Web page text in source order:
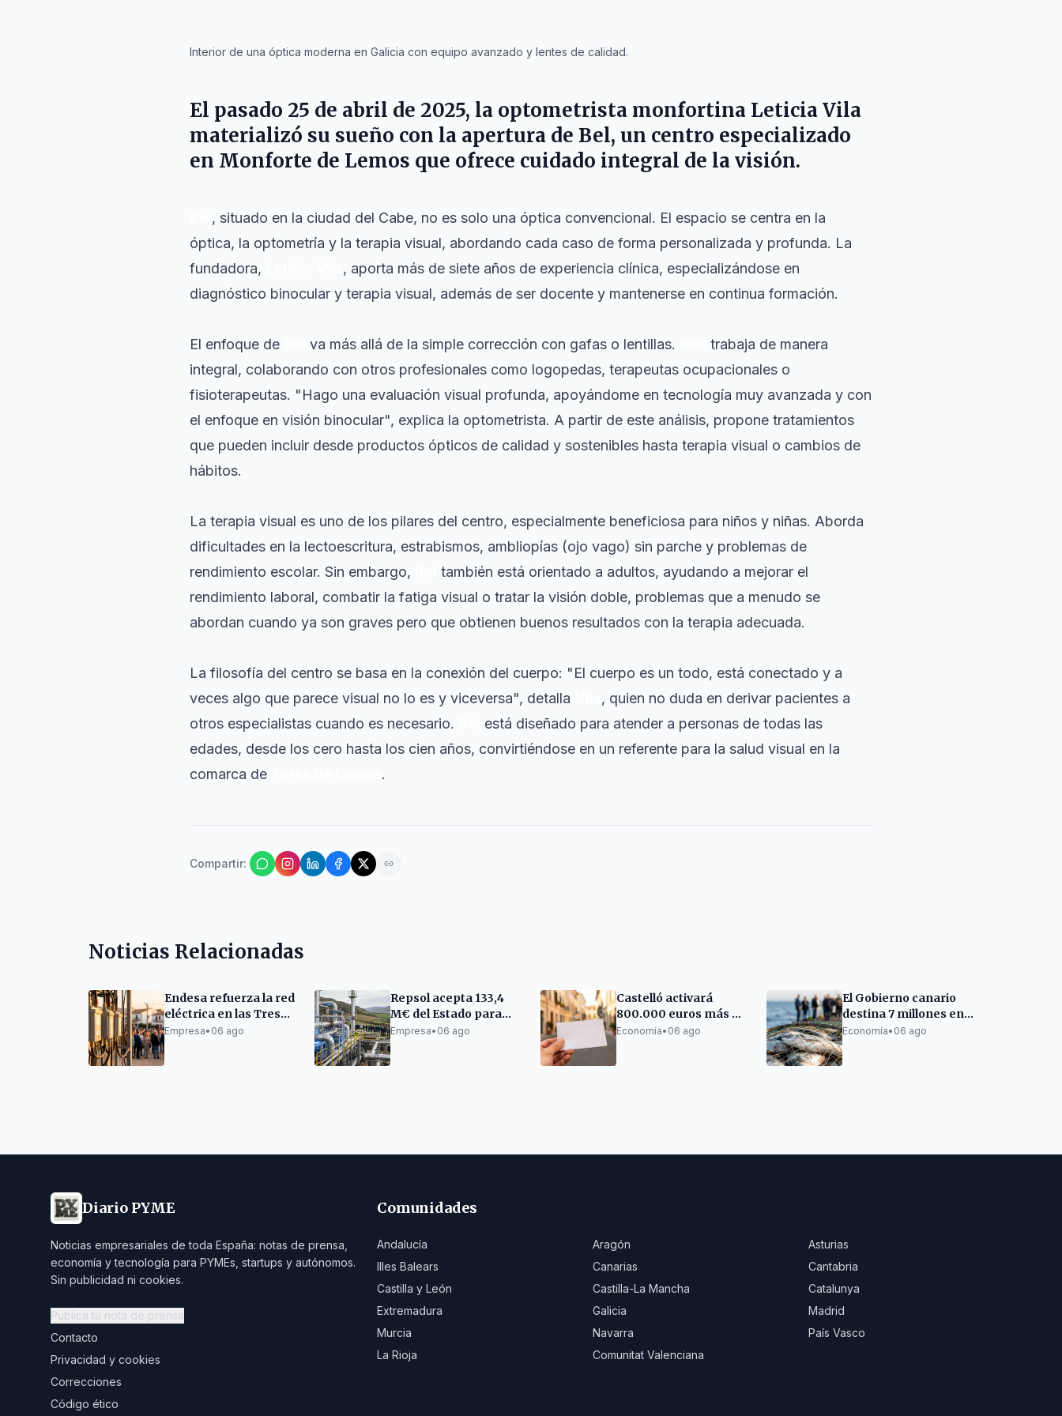
Interior de una óptica moderna en Galicia con equipo avanzado y lentes de calidad.
El pasado 25 de abril de 2025, la optometrista monfortina Leticia Vila
materializó su sueño con la apertura de Bel, un centro especializado
en Monforte de Lemos que ofrece cuidado integral de la visión.
, situado en la ciudad del Cabe, no es solo una óptica convencional. El espacio se centra en la
óptica, la optometría y la terapia visual, abordando cada caso de forma personalizada y profunda. La
fundadora,
, aporta más de siete años de experiencia clínica, especializándose en
diagnóstico binocular y terapia visual, además de ser docente y mantenerse en continua formación.
El enfoque de va más allá de la simple corrección con gafas o lentillas.
trabaja de manera
integral, colaborando con otros profesionales como logopedas, terapeutas ocupacionales o
fisioterapeutas. "Hago una evaluación visual profunda, apoyándome en tecnología muy avanzada y con
el enfoque en visión binocular", explica la optometrista. A partir de este análisis, propone tratamientos
que pueden incluir desde productos ópticos de calidad y sostenibles hasta terapia visual o cambios de
hábitos.
La terapia visual es uno de los pilares del centro, especialmente beneficiosa para niños y niñas. Aborda
dificultades en la lectoescritura, estrabismos, ambliopías (ojo vago) sin parche y problemas de
rendimiento escolar. Sin embargo,
también está orientado a adultos, ayudando a mejorar el
rendimiento laboral, combatir la fatiga visual o tratar la visión doble, problemas que a menudo se
abordan cuando ya son graves pero que obtienen buenos resultados con la terapia adecuada.
La filosofía del centro se basa en la conexión del cuerpo: "El cuerpo es un todo, está conectado y a
veces algo que parece visual no lo es y viceversa", detalla
, quien no duda en derivar pacientes a
otros especialistas cuando es necesario.
está diseñado para atender a personas de todas las
edades, desde los cero hasta los cien años, convirtiéndose en un referente para la salud visual en la
comarca de
.
Compartir:
Noticias Relacionadas
Endesa refuerza la red
eléctrica en las Tres
Mil Viviendas con un
Empresa• 06 ago
Repsol acepta 133,4
M€ del Estado para
producir hidrógeno
Empresa• 06 ago
Castelló activará
800.000 euros más en
bonos comerciales
Economía• 06 ago
El Gobierno canario
destina 7 millones en
ayudas al sector
Economía• 06 ago
Diario PYME
Noticias empresariales de toda España: notas de prensa,
economía y tecnología para PYMEs, startups y autónomos.
Sin publicidad ni cookies.
Publica tu nota de prensa
Contacto
Privacidad y cookies
Correcciones
Código ético
Comunidades
Andalucía Aragón
Asturias
Illes Balears
Canarias
Cantabria
Castilla y León
Castilla-La Mancha
Catalunya
Extremadura
Galicia
Madrid
Murcia
Navarra
País Vasco
La Rioja
Comunitat Valenciana